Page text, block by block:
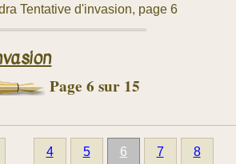
Tentative d'invasion, page 6
Page 6 sur 15
4 5 6 7 8